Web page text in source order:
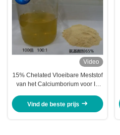
Video
15% Chelated Vloeibare Meststof
van het Calciumborium voor In
Vind de beste prijs